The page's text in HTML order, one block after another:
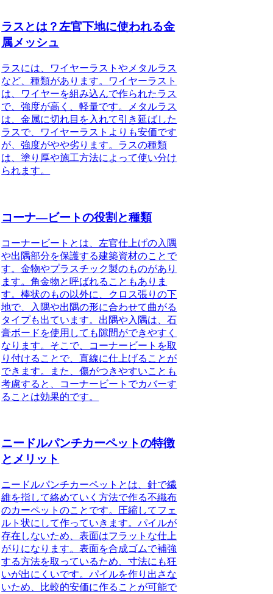
ラスとは？左官下地に使われる金
属メッシュ
ラスには、 ワイヤーラストや メタルラス
など、種類があります。
ワイヤーラスト
は、ワイヤーを組み込んで作られたラス
で、強度が高く、軽量です。
メタルラス
は、金属に切れ目を入れて引き延ばした
ラスで、ワイヤーラストよりも安価です
が、強度がやや劣ります。 ラスの種類
は、塗り厚や施工方法によって使い分け
られます。
コーナ―ビートの役割と種類
コーナービートとは、左官仕上げの入隅
や出隅部分を保護する建築資材のことで
す。金物やプラスチック製のものがあり
ます。角金物と呼ばれることもありま
す。棒状のもの以外に、クロス張りの下
地で、入隅や出隅の形に合わせて曲がる
タイプも出ています。出隅や入隅は、石
膏ボードを使用しても隙間ができやすく
なります。そこで、コーナービートを取
り付けることで、直線に仕上げることが
できます。また、傷がつきやすいことも
考慮すると、コーナービートでカバーす
ることは効果的です。
ニードルパンチカーペットの特徴
とメリット
ニードルパンチカーペットとは、針で繊
維を指して絡めていく方法で作る不織布
のカーペットのことです。圧縮してフェ
ルト状にして作っていきます。パイルが
存在しないため、表面はフラットな仕上
がりになります。表面を合成ゴムで補強
する方法を取っているため、寸法にも狂
いが出にくいです。パイルを作り出さな
いため、比較的安価に作ることが可能で